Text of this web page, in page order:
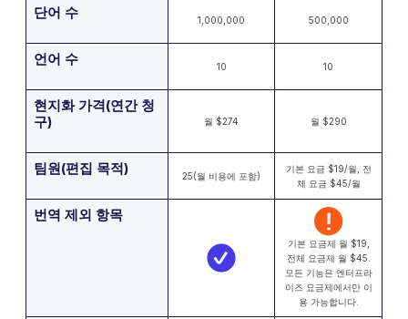
단어 수 1,000,000 500,000
언어 수 10 10
현지화 가격(연간 청
구)
월 $274 월 $290
팀원(편집 목적) 25(월 비용에 포함)
기본 요금 $19/월, 전
체 요금 $45/월
번역 제외 항목
기본 요금제 월 $19,
전체 요금제 월 $45.
모든 기능은 엔터프라
이즈 요금제에서만 이
용 가능합니다.